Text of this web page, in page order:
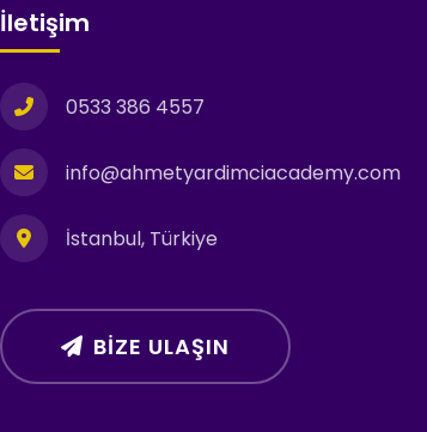
İletişim
0533 386 4557
info@ahmetyardimciacademy.com
İstanbul, Türkiye
BIZE ULAŞIN